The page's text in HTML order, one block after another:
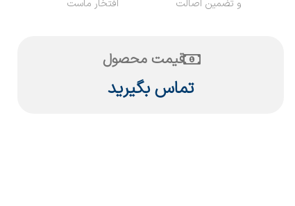
و تضمین اصالت افتخار ماست
قیمت محصول
تماس بگیرید